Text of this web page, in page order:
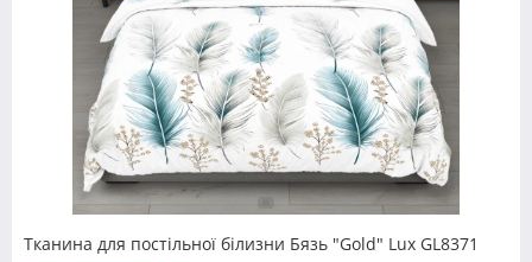
Тканина для постільної білизни Бязь "Gold" Lux GL8371